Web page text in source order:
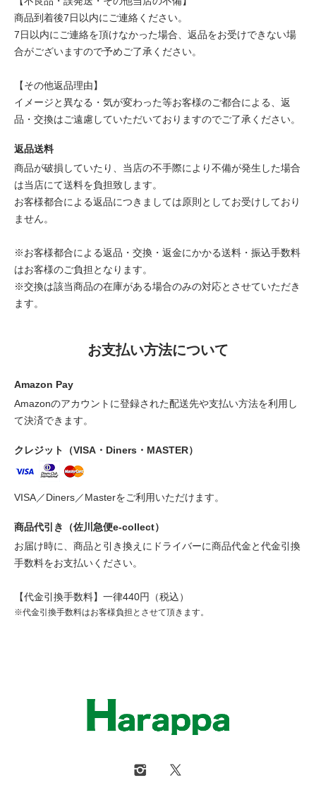
商品到着後7日以内にご連絡ください。
7日以内にご連絡を頂けなかった場合、返品をお受けできない場
合がございますので予めご了承ください。
【その他返品理由】
イメージと異なる・気が変わった等お客様のご都合による、返
品・交換はご遠慮していただいておりますのでご了承ください。
返品送料
商品が破損していたり、当店の不手際により不備が発生した場合
は当店にて送料を負担致します。
お客様都合による返品につきましては原則としてお受けしており
ません。
※お客様都合による返品・交換・返金にかかる送料・振込手数料
はお客様のご負担となります。
※交換は該当商品の在庫がある場合のみの対応とさせていただき
ます。
お支払い方法について
Amazon Pay
Amazonのアカウントに登録された配送先や支払い方法を利用し
て決済できます。
クレジット（VISA・Diners・MASTER）
VISA／Diners／Masterをご利用いただけます。
商品代引き（佐川急便e-collect）
お届け時に、商品と引き換えにドライバーに商品代金と代金引換
手数料をお支払いください。
【代金引換手数料】一律440円（税込）
※代金引換手数料はお客様負担とさせて頂きます。